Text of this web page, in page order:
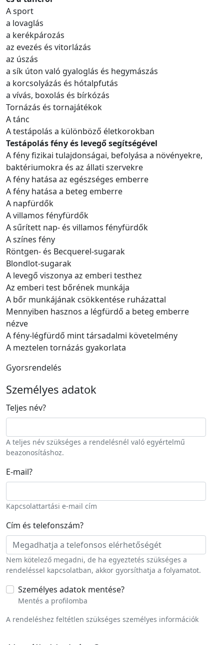
A sport
a lovaglás
a kerékpározás
az evezés és vitorlázás
az úszás
a sík úton való gyaloglás és hegymászás
a korcsolyázás és hótalpfutás
a vívás, boxolás és bírkózás
Tornázás és tornajátékok
A tánc
A testápolás a különböző életkorokban
Testápolás fény és levegő segítségével
A fény fizikai tulajdonságai, befolyása a növényekre,
baktériumokra és az állati szervekre
A fény hatása az egészséges emberre
A fény hatása a beteg emberre
A napfürdők
A villamos fényfürdők
A sűrített nap- és villamos fényfürdők
A színes fény
Röntgen- és Becquerel-sugarak
Blondlot-sugarak
A levegő viszonya az emberi testhez
Az emberi test bőrének munkája
A bőr munkájának csökkentése ruházattal
Mennyiben hasznos a légfürdő a beteg emberre
nézve
A fény-légfürdő mint társadalmi követelmény
A meztelen tornázás gyakorlata
Gyorsrendelés
Személyes adatok
Teljes név?
A teljes név szükséges a rendelésnél való egyértelmű
beazonosításhoz.
E-mail?
Kapcsolattartási e-mail cím
Cím és telefonszám?
Nem kötelező megadni, de ha egyeztetés szükséges a
rendeléssel kapcsolatban, akkor gyorsíthatja a folyamatot.
Személyes adatok mentése?
Mentés a profilomba
A rendeléshez feltétlen szükséges személyes információk